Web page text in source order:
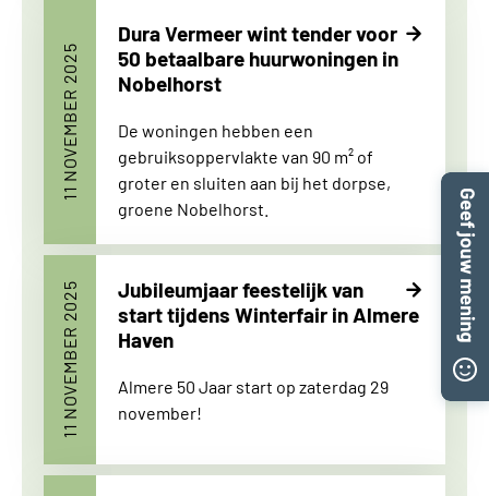
Dura Vermeer wint tender voor
50 betaalbare huurwoningen in
Nobelhorst
11 NOVEMBER 2025
De woningen hebben een
gebruiksoppervlakte van 90 m² of
groter en sluiten aan bij het dorpse,
groene Nobelhorst.
Jubileumjaar feestelijk van
start tijdens Winterfair in Almere
Haven
11 NOVEMBER 2025
Almere 50 Jaar start op zaterdag 29
november!